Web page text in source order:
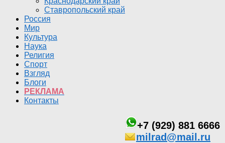
Ставропольский край
Россия
Мир
Культура
Наука
Религия
Спорт
Взгляд
Блоги
РЕКЛАМА
Контакты
+7 (929) 881 6666
milrad@mail.ru